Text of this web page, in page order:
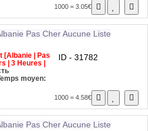
1000 = 3.05€
Pas CherAucune Liste
[Albanie | Pas
| 3 Heures |
moyen:
ID - 31782
1000 = 4.58€
Pas CherAucune Liste